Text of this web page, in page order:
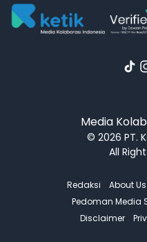
Media
© 2026 PT.
All
Redaksi About Us
Pedoman Media
Disclaimer